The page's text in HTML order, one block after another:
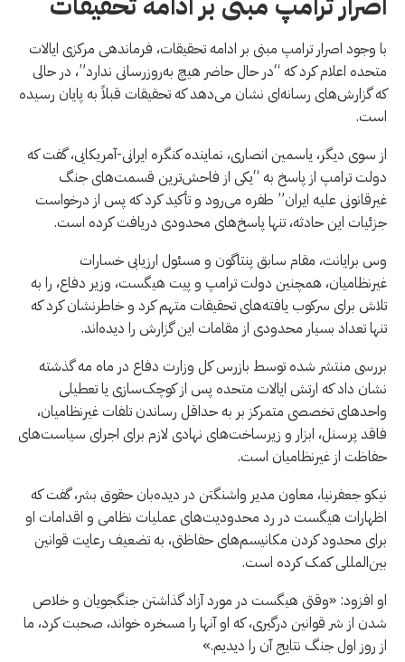
با وجود اصرار ترامپ مبنی بر ادامه تحقیقات، فرماندهی مرکزی ایالات
متحده اعلام کرد که “در حال حاضر هیچ به‌روزرسانی ندارد”، در حالی
که گزارش‌های رسانه‌ای نشان می‌دهد که تحقیقات قبلاً به پایان رسیده
است.
از سوی دیگر، یاسمین انصاری، نماینده کنگره ایرانی-آمریکایی، گفت که
دولت ترامپ از پاسخ به “یکی از فاحش‌ترین قسمت‌های جنگ
غیرقانونی علیه ایران” طفره می‌رود و تأکید کرد که پس از درخواست
جزئیات این حادثه، تنها پاسخ‌های محدودی دریافت کرده است.
وس برایانت، مقام سابق پنتاگون و مسئول ارزیابی خسارات
غیرنظامیان، همچنین دولت ترامپ و پیت هیگست، وزیر دفاع، را به
تلاش برای سرکوب یافته‌های تحقیقات متهم کرد و خاطرنشان کرد که
تنها تعداد بسیار محدودی از مقامات این گزارش را دیده‌اند.
بررسی منتشر شده توسط بازرس کل وزارت دفاع در ماه مه گذشته
نشان داد که ارتش ایالات متحده پس از کوچک‌سازی یا تعطیلی
واحدهای تخصصی متمرکز بر به حداقل رساندن تلفات غیرنظامیان،
فاقد پرسنل، ابزار و زیرساخت‌های نهادی لازم برای اجرای سیاست‌های
حفاظت از غیرنظامیان است.
نیکو جعفرنیا، معاون مدیر واشنگتن در دیده‌بان حقوق بشر، گفت که
اظهارات هیگست در رد محدودیت‌های عملیات نظامی و اقدامات او
برای محدود کردن مکانیسم‌های حفاظتی، به تضعیف رعایت قوانین
بین‌المللی کمک کرده است.
او افزود: «وقتی هیگست در مورد آزاد گذاشتن جنگجویان و خلاص
شدن از شر قوانین درگیری، که او آنها را مسخره خواند، صحبت کرد، ما
از روز اول جنگ نتایج آن را دیدیم.»